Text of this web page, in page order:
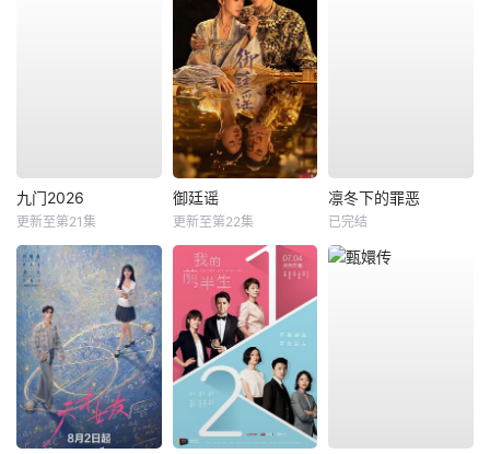
九门2026
更新至第21集
御廷谣
更新至第22集
凛冬下的罪恶
已完结